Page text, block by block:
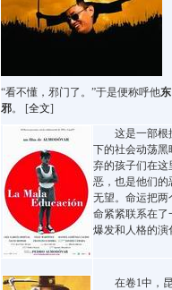
“看不懂，邪门了。”于是便称呼他东
邪。 [全文]
这是一部根据
下的社会动荡黑
弃的孩子们在这
恶，也是他们的
无望。命运把两
命紧紧联系在了
爆发和人格的
在卷1中，昆